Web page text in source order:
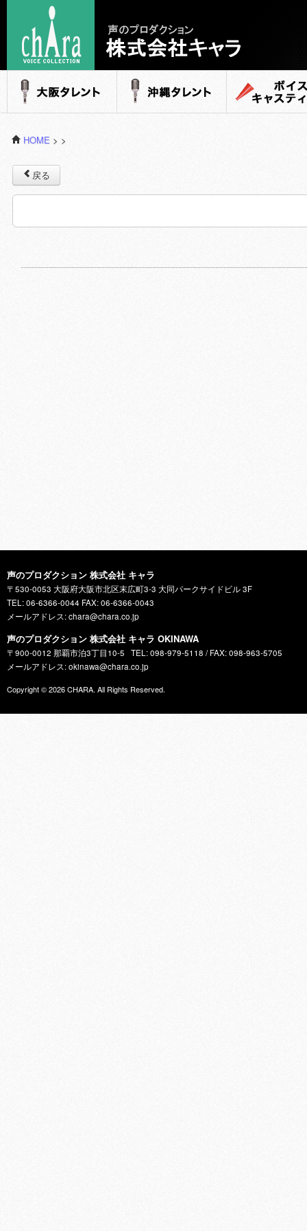
声のプロダクション - 株式会社キャラ
大阪タレント
HOME > >
戻る
声のプロダクション 株式会社 キャラ
〒530-0053 大阪府大阪市北区末広町3-3 大同パークサイドビル 3F
TEL: 06-6366-0044 FAX: 06-6366-0043
メールアドレス: chara@chara.co.jp
声のプロダクション 株式会社 キャラ OKINAWA
〒900-0012 那覇市泊3丁目10-5
TEL: 098-979-5118 / FAX: 098-963-5705
メールアドレス: okinawa@chara.co.jp
Copyright © 2026CHARA. All Rights Reserved.